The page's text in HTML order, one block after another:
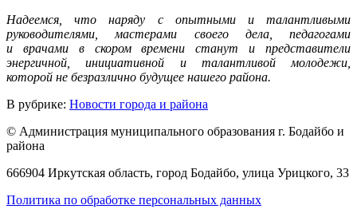
Надеемся, что наряду с опытными и талантливыми
руководителями, мастерами своего дела, педагогами
и врачами в скором времени станут и представители
энергичной, инициативной и талантливой молодежи,
которой не безразлично будущее нашего района.
В рубрике: Новости города и района
© Администрация муниципального образования г. Бодайбо и
района
666904 Иркутская область, город Бодайбо, улица Урицкого, 33
Политика по обработке персональных данных